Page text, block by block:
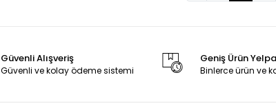
Güvenli Alışveriş
Güvenli ve kolay ödeme sistemi
Geniş Ürün
Binlerce ürün ve